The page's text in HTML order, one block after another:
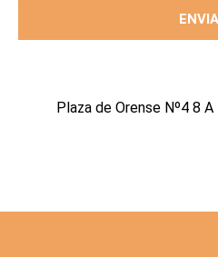
Plaza de Orense Nº4 8